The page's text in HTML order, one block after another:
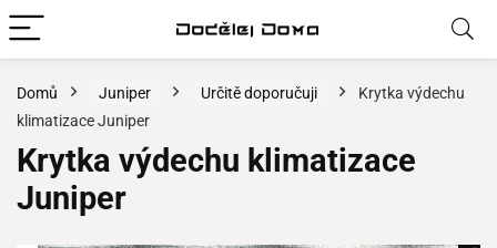
Domů Juniper Určitě doporučuji
Krytka výdechu
klimatizace Juniper
Krytka výdechu klimatizace
Juniper